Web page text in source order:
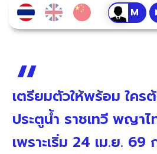
เตรียมตัวให้พร้อม ใคร
ประตูน้ำ ราชเทวี พญา
เพราะเริ่ม 24 เม.ย. 69